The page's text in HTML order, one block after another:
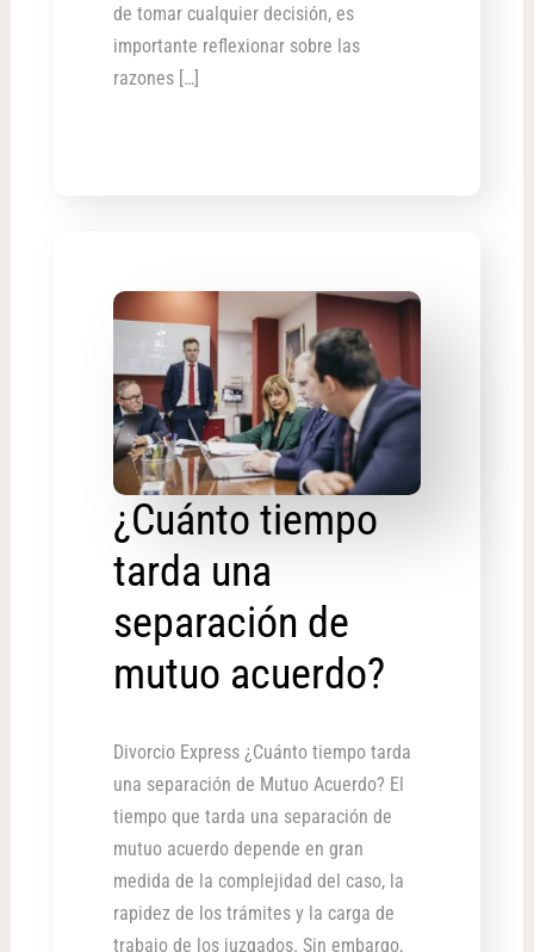
de tomar cualquier decisión, es
importante reflexionar sobre las
razones […]
¿Cuánto tiempo
tarda una
separación de
mutuo acuerdo?
Divorcio Express ¿Cuánto tiempo tarda
una separación de Mutuo Acuerdo? El
tiempo que tarda una separación de
mutuo acuerdo depende en gran
medida de la complejidad del caso, la
rapidez de los trámites y la carga de
trabajo de los juzgados. Sin embargo,